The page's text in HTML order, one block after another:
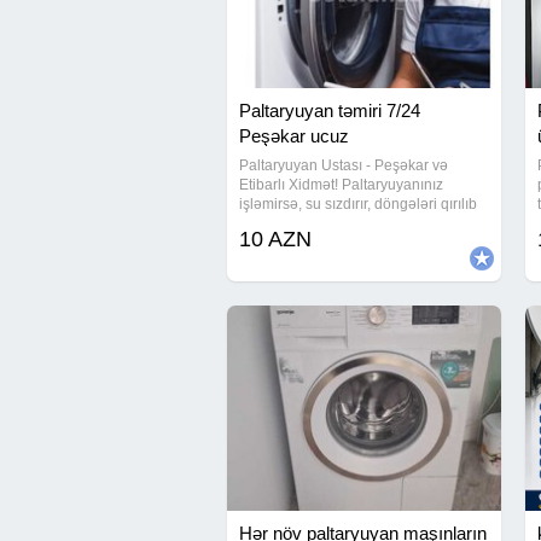
Paltaryuyan təmiri 7/24
Peşəkar ucuz
Paltaryuyan Ustası - Peşəkar və
Etibarlı Xidmət! Paltaryuyanınız
işləmirsə, su sızdırır, döngələri qırılıb
varsa, peşəkar ustamız dərhal
paltaryuyanların -
10 AZN
Hər növ paltaryuyan maşınların